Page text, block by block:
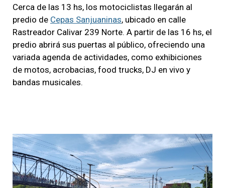
Cerca de las 13 hs, los motociclistas llegarán al
predio de Cepas Sanjuaninas, ubicado en calle
Rastreador Calivar 239 Norte. A partir de las 16 hs, el
predio abrirá sus puertas al público, ofreciendo una
variada agenda de actividades, como exhibiciones
de motos, acrobacias, food trucks, DJ en vivo y
bandas musicales.